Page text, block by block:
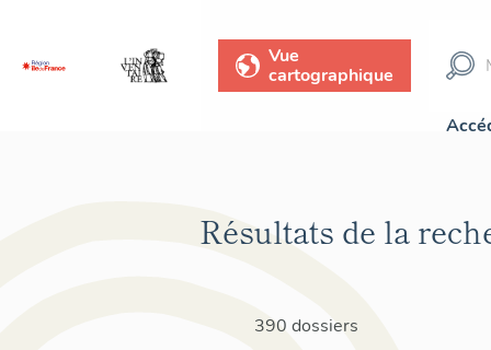
Vue
cartographique
Résultats de la
390 dossiers